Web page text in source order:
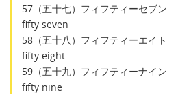
57（五十七）フィフティーセブン
fifty seven
58（五十八）フィフティーエイト
fifty eight
59（五十九）フィフティーナイン
fifty nine